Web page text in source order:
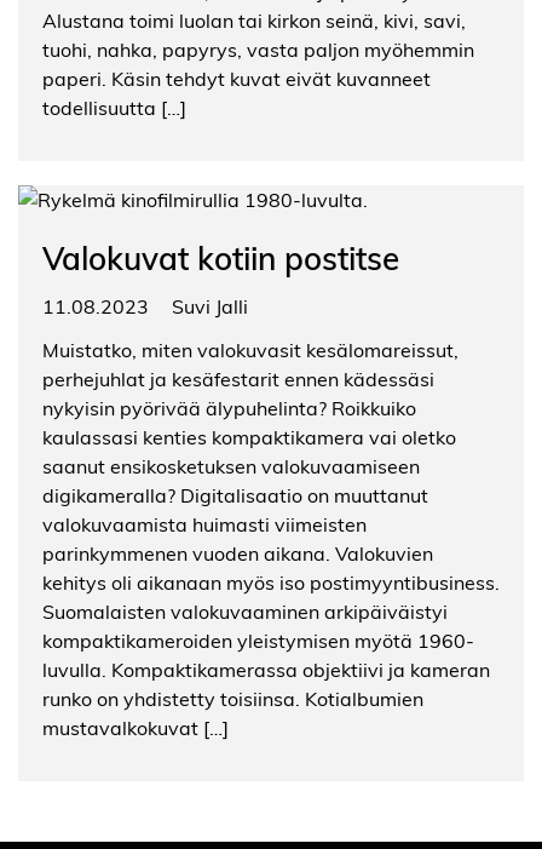
Alustana toimi luolan tai kirkon seinä, kivi, savi,
tuohi, nahka, papyrys, vasta paljon myöhemmin
paperi. Käsin tehdyt kuvat eivät kuvanneet
todellisuutta […]
Valokuvat kotiin postitse
11.08.2023
Suvi Jalli
Muistatko, miten valokuvasit kesälomareissut,
perhejuhlat ja kesäfestarit ennen kädessäsi
nykyisin pyörivää älypuhelinta? Roikkuiko
kaulassasi kenties kompaktikamera vai oletko
saanut ensikosketuksen valokuvaamiseen
digikameralla? Digitalisaatio on muuttanut
valokuvaamista huimasti viimeisten
parinkymmenen vuoden aikana. Valokuvien
kehitys oli aikanaan myös iso postimyyntibusiness.
Suomalaisten valokuvaaminen arkipäiväistyi
kompaktikameroiden yleistymisen myötä 1960-
luvulla. Kompaktikamerassa objektiivi ja kameran
runko on yhdistetty toisiinsa. Kotialbumien
mustavalkokuvat […]